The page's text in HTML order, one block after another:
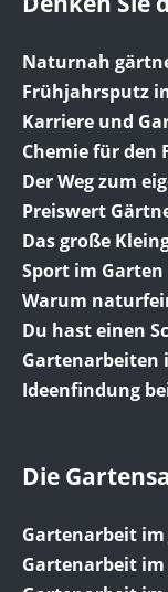
Naturnah
Frühjahrsputz
Karriere und
Chemie für den
Der Weg zum
Preiswert
Das große
Sport im Garten
Warum
Du hast einen
Gartenarbeiten
Ideenfindung
Die
Gartenarbeit im
Gartenarbeit